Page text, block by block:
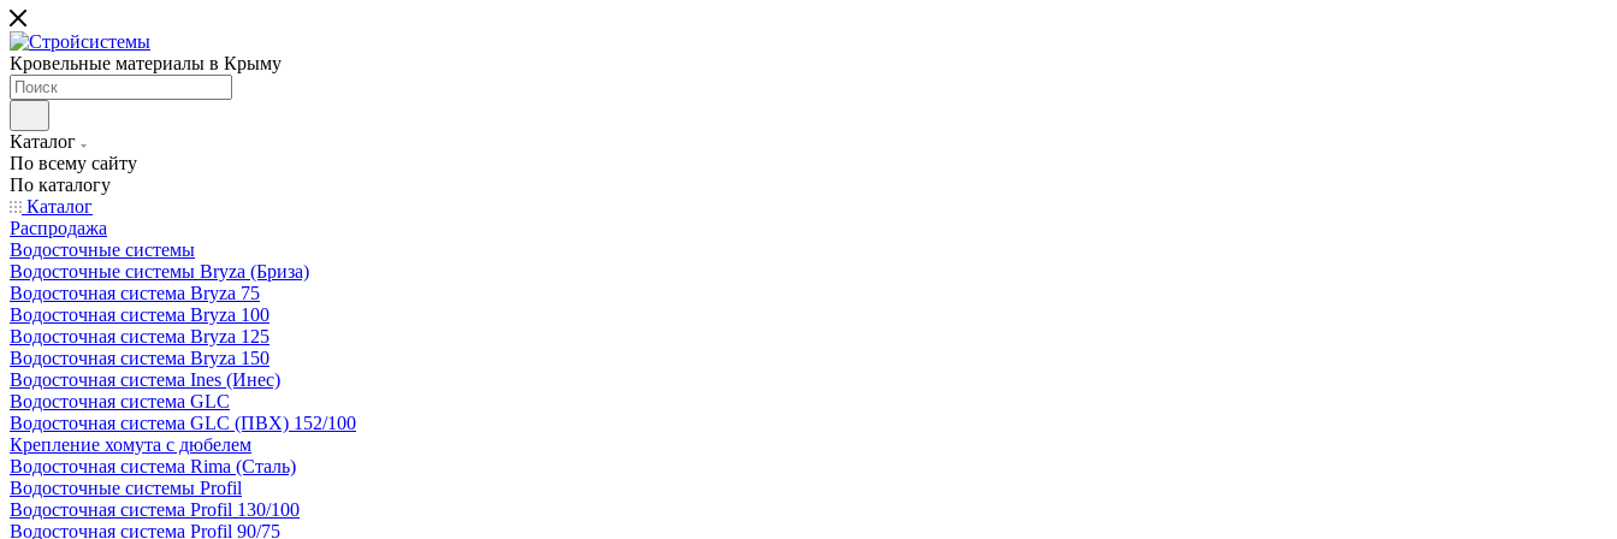
Кровельные материалы в Крыму
Каталог
По всему сайту
По каталогу
Каталог
Распродажа
Водосточные системы
Водосточные системы Bryza (Бриза)
Водосточная система Bryza 75
Водосточная система Bryza 100
Водосточная система Bryza 125
Водосточная система Bryza 150
Водосточная система Ines (Инес)
Водосточная система GLC
Водосточная система GLC (ПВХ) 152/100
Крепление хомута с дюбелем
Водосточная система Rima (Сталь)
Водосточные системы Profil
Водосточная система Profil 130/100
Водосточная система Profil 90/75